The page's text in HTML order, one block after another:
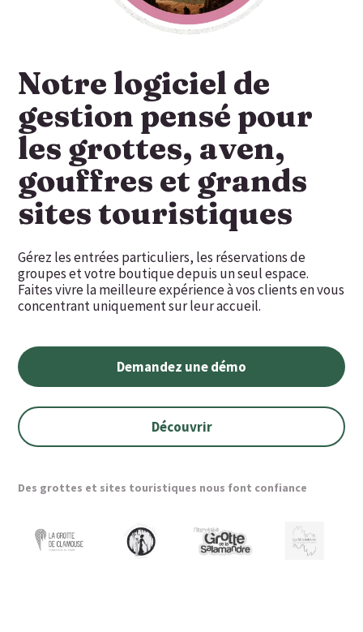
Notre logiciel de
gestion pensé pour
les grottes, aven,
gouffres et grands
sites touristiques
Gérez les entrées particuliers, les réservations de
groupes et votre boutique depuis un seul espace.
Faites vivre la meilleure expérience à vos clients en vous
concentrant uniquement sur leur accueil.
Demandez une démo
Découvrir
Des grottes et sites touristiques nous font confiance